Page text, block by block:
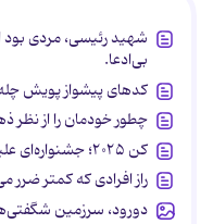
شهید رئیسی، مردی بود
بی‌ادعا.
کدهای پیشواز پویش
چطور خودمان را از نظر ذهنی ۳۸ برابر
کن ۲۰۲۵؛ جشنواره‌ای علیه خانواده
راز افرادی که کمتر ضرر
دورود، سرزمین